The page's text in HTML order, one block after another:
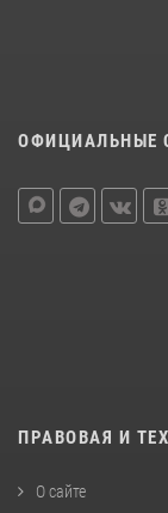
ОФИЦИАЛЬНЫЕ
ПРАВОВАЯ И
О сайте